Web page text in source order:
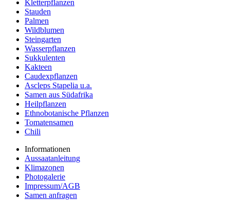
Kletterpflanzen
Stauden
Palmen
Wildblumen
Steingarten
Wasserpflanzen
Sukkulenten
Kakteen
Caudexpflanzen
Ascleps Stapelia u.a.
Samen aus Südafrika
Heilpflanzen
Ethnobotanische Pflanzen
Tomatensamen
Chili
Informationen
Aussaatanleitung
Klimazonen
Photogalerie
Impressum/AGB
Samen anfragen